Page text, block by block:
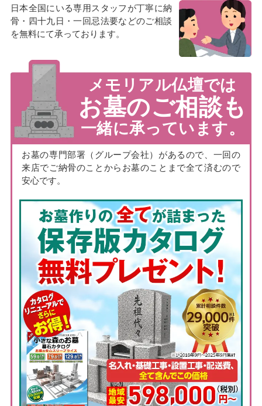
日本全国にいる専用スタッフが丁寧に納
骨・四十九日・一回忌法要などのご相談
を無料にて承っております。
メモリアル仏壇では
お墓のご相談も
一緒に承っています。
お墓の専門部署（グループ会社）があるので、一回の
来店でご納骨のことからお墓のことまで全て済むので
安心です。